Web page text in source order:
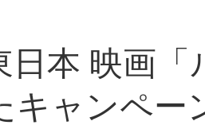
日本 映画
キャンペー